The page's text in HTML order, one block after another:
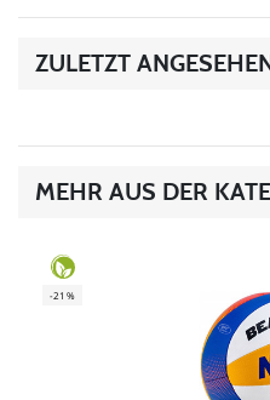
ZULETZT
MEHR AUS DER
-21%